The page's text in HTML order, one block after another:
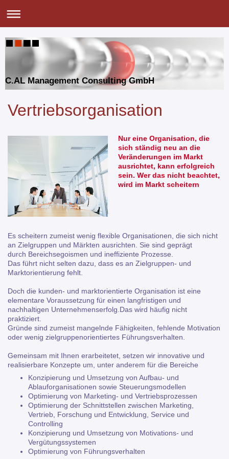
C.AL Management Consulting GmbH
Vertriebsorganisation
Nur eine Organisation, die
sich ständig neu an die
Veränderungen im Markt
ausrichtet, kann erfolgreich
sein. Wer das nicht beachtet,
wird im Markt scheitern
Es scheitern zumeist wenig flexible Organisationen, die sich nicht
an Zielgruppen und Märkten ausrichten. Sie sind geprägt
durch Bereichsegoismen und ineffiziente Prozesse.
Das führt nicht selten dazu, dass es an Zielgruppen- und
Marktorientierung fehlt.
Doch die kunden- und marktorientierte Organisation ist eine
elementare Voraussetzung für einen langfristigen und
nachhaltigen Unternehmenserfolg.Das wird häufig nicht
praktiziert.
Gründe sind zumeist mangelnde Fähigkeiten, fehlende Motivation
oder wenig zielgruppenorientiertes Führungsverhalten.
Gemeinsam mit Ihnen erarbeitetet, setzen wir innovative und
realisierbare Konzepte um, unter anderem für die Bereiche
Konzipierung und Umsetzung von Aufbau- und
Ablauforganisationen sowie Steuerungsmodellen
Optimierung von Marketing- und Vertriebsprozessen
Optimierung der Schnittstellen zwischen Marketing,
Vertrieb, Forschung und Entwicklung, Service und
Controlling
Konzipierung und Umsetzung von Motivations- und
Vergütungssystemen
Optimierung von Führungsverhalten